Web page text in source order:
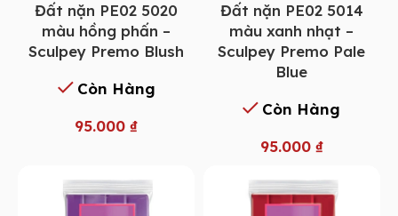
Đất nặn PE02 5020
màu hồng phấn –
Sculpey Premo Blush
Còn Hàng
95.000 ₫
Đất nặn PE02 5014
màu xanh nhạt –
Sculpey Premo Pale
Blue
Còn Hàng
95.000 ₫